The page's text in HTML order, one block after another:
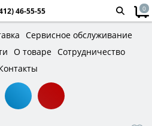
46-55-55 0
Сервисное обслуживание
О товаре Сотрудничество